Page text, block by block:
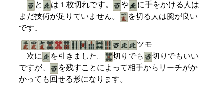
と
は１枚切れです。 や
に手をかける人は
まだ技術が足りていません。
を切る人は腕が良い
です。
ツモ
次に
を引きました。 切りでも
切りでもいい
ですが、
を残すことによって相手からリーチがか
かっても回せる形になります。